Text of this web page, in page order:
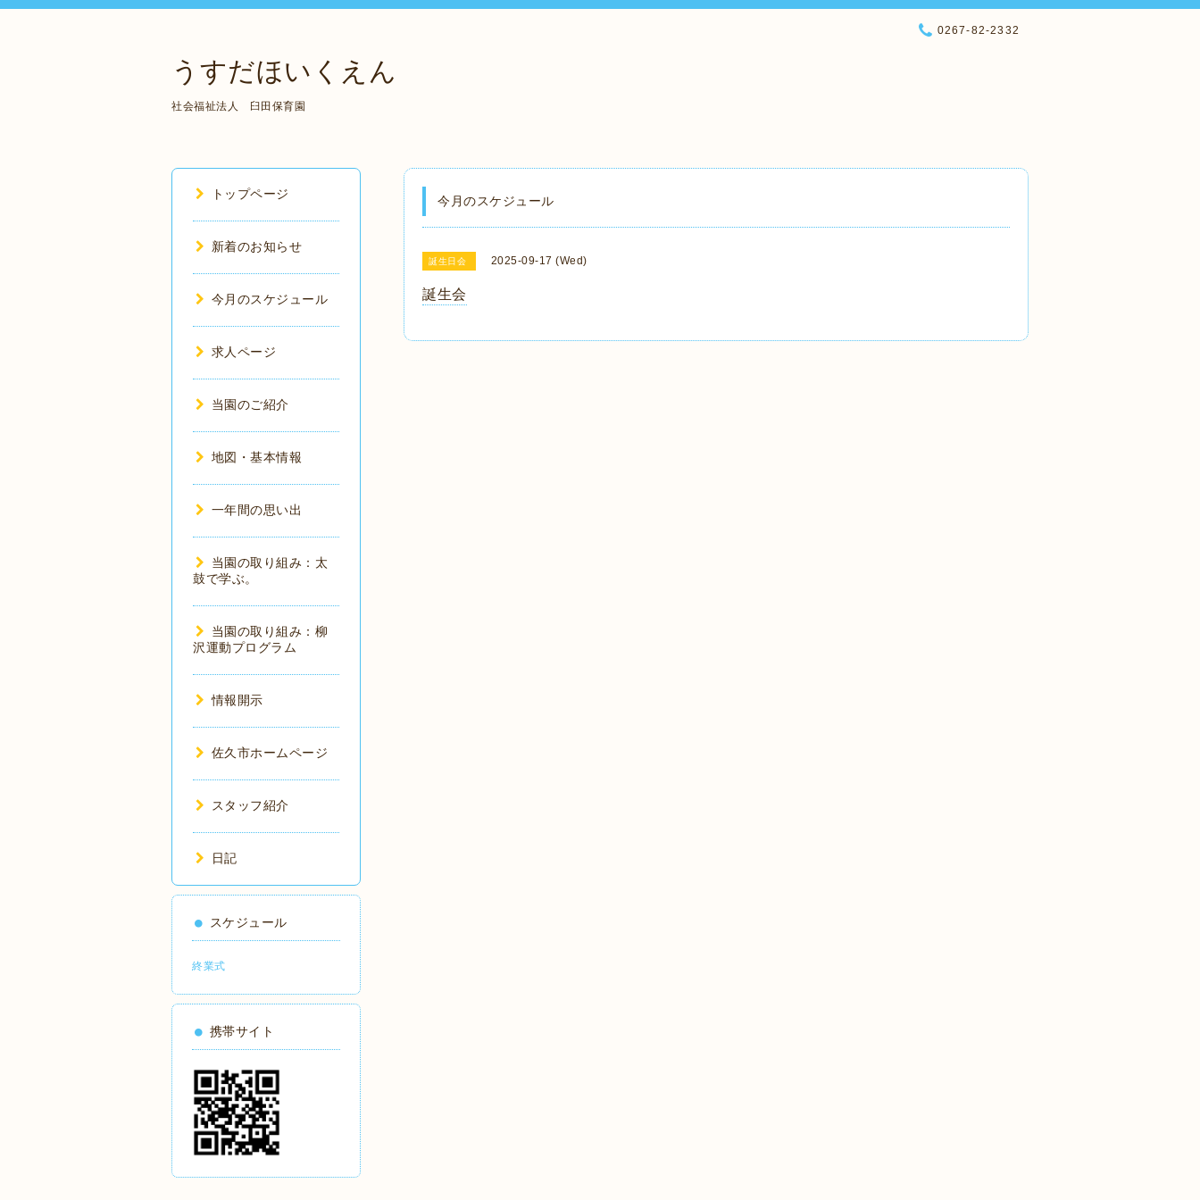
うすだほいくえん
社会福祉法人 臼田保育園
0267-82-2332
今月のスケジュール
誕生日会 2025-09-17 (Wed)
誕生会
トップページ
新着のお知らせ
今月のスケジュール
求人ページ
当園のご紹介
地図・基本情報
一年間の思い出
当園の取り組み：太
鼓で学ぶ。
当園の取り組み：柳
沢運動プログラム
情報開示
佐久市ホームページ
スタッフ紹介
日記
スケジュール
終業式
携帯サイト